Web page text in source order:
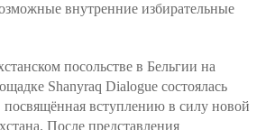
внутренние избирательные
посольстве в Бельгии на
Shanyraq Dialogue состоялась
посвящённая вступлению в силу новой
После представления